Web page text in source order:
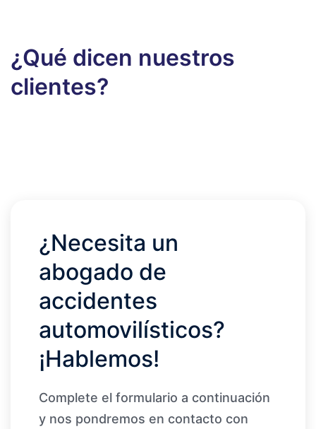
¿Qué dicen nuestros
clientes?
¿Necesita un
abogado de
accidentes
automovilísticos?
¡Hablemos!
Complete el formulario a continuación
y nos pondremos en contacto con